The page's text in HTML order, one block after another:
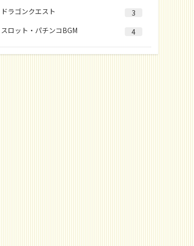
ドラゴンクエスト
3
スロット・パチンコBGM
4